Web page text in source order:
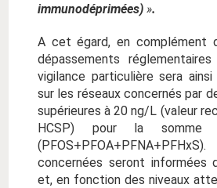
immunodéprimées) ».
A cet égard, en complément
dépassements
vigilance particulière sera ainsi
sur les réseaux concernés par
supérieures à 20 ng/L (valeur
HCSP) pour la
concernées seront informées
et, en fonction des niveaux